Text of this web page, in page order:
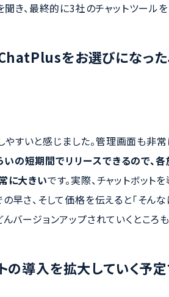
き、最終的に3社のチャットツール
をお選びになった
すいと感じました。管理画面も非常
の短期間でリリースできるので、
に大きいです。実際、チャットボッ
さ、そして価格を伝えると「そんな
バージョンアップされていくところ
の導入を拡大していく予定